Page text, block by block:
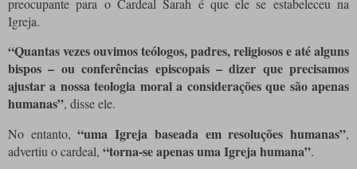
Igreja.
“Quantas vezes ouvimos teólogos, padres, religiosos e até alguns
bispos – ou conferências episcopais – dizer que precisamos
ajustar a nossa teologia moral a considerações que são apenas
humanas”, disse ele.
No entanto,“uma Igreja baseada em resoluções humanas”,
advertiu o cardeal, “torna-se apenas uma Igreja humana”.